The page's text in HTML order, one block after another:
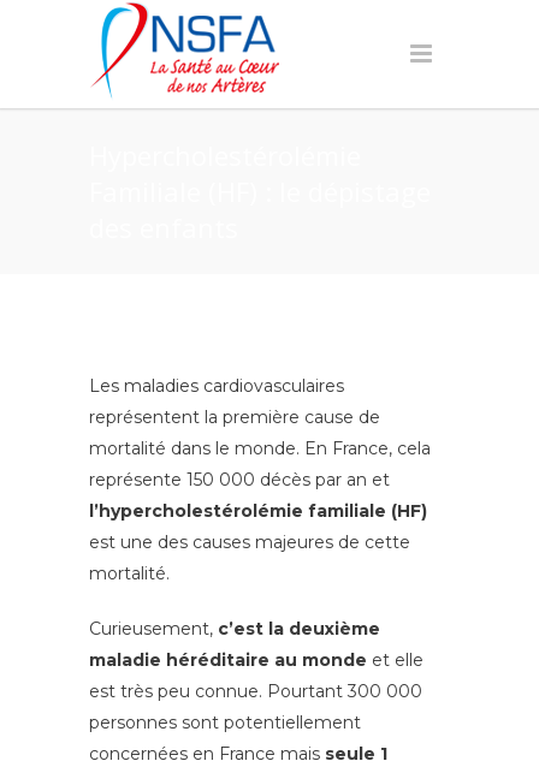
Les maladies cardiovasculaires
représentent la première cause de
mortalité dans le monde. En France, cela
représente 150 000 décès par an et
l’hypercholestérolémie familiale (HF)
est une des causes majeures de cette
mortalité.
Curieusement, c’est la deuxième
maladie héréditaire au monde et elle
est très peu connue. Pourtant 300 000
personnes sont potentiellement
concernées en France mais seule 1